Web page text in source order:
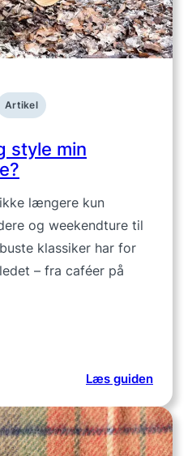
mindre
Artikel
style min
længere kun
og weekendture til
klassiker har for
– fra caféer på
Læs guiden:
kan
jeg